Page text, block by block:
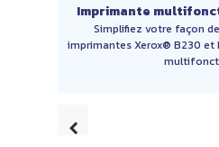
Imprimante
Simplifiez votre façon
imprimantes Xerox® B230 et